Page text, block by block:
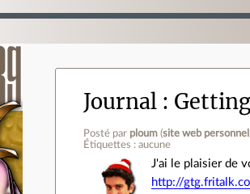
Journal
Posté par ploum (site web personnel
Étiquettes : aucune
J'ai le plaisier de
http://